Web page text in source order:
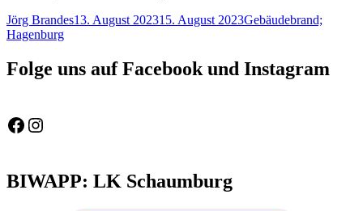
Autor
Jörg BrandesVeröffentlicht
13. August 202315. August 2023Schlagwörter
Gebäudebrand;
Hagenburg
Folge uns auf Facebook und Instagram
Feuerwehr Gemeinde Wölpinghausen
fw_gemeinde_woelpinghausen
BIWAPP: LK Schaumburg